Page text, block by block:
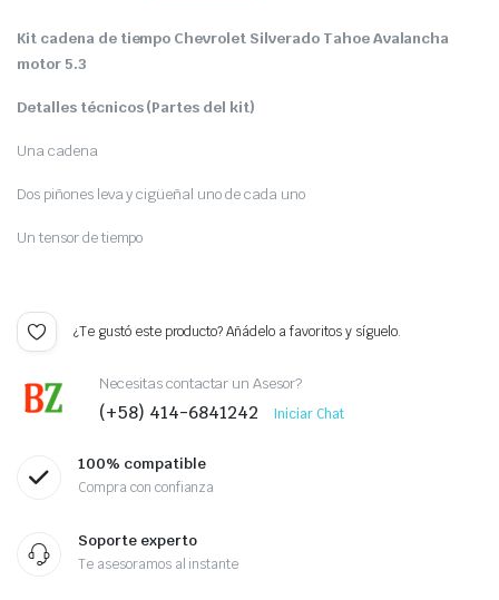
Kit cadena de tiempo Chevrolet Silverado Tahoe Avalancha
motor 5.3
Detalles técnicos (Partes del kit)
Una cadena
Dos piñones leva y cigüeñal uno de cada uno
Un tensor de tiempo
¿Te gustó este producto? Añádelo a favoritos y síguelo.
Necesitas contactar un Asesor?
(+58) 414-6841242 Iniciar Chat
100% compatible
Compra con confianza
Soporte experto
Te asesoramos al instante